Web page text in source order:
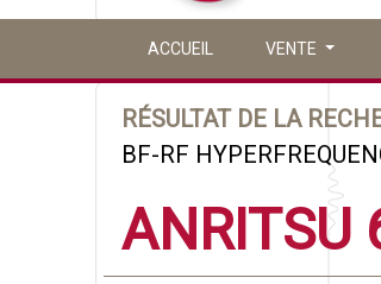
ACCUEIL VENTE
RÉSULTAT DE LA
BF-RF
ANRITSU